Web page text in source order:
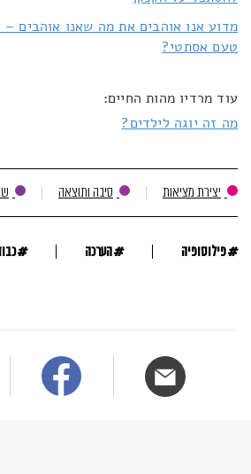
מדוע אנו אוהבים את מה שאנו אוהבים –
טעם אסתטי?
עוד מרדיו מהות החיים:
מה זה יוגה לילדים?
יצירת מציאות סיבה ותוצאה
#פילוסופיה #הערכה #